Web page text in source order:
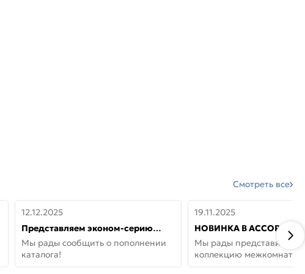
Смотреть все
12.12.2025
Представляем эконом-серию
дверей от бренда Portika, где цена
не значит «просто»
Мы рады сообщить о пополнении
каталога!
19.11.2025
НОВИНКА В
ДВЕРИ GLOSSMAT —
НЕОКЛАССИКА И УЮТ
Мы рады представить
коллекцию
GlossMat